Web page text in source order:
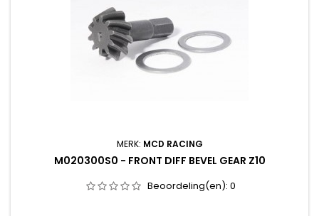
MERK: MCD RACING
M020300S0 - FRONT DIFF BEVEL GEAR Z10
Beoordeling(en): 0